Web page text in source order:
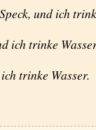
und ich
ich trinke
trinke Wasser.